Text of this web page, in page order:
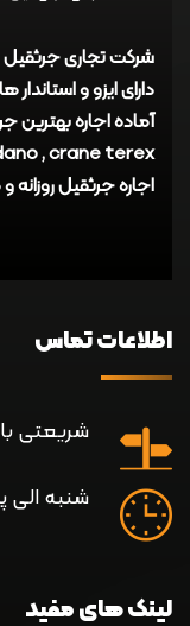
شرکت تجاری جرثقیل
دارای ایزو و
اجاره جرثقیل
اطلاعات تماس
شریعتی
شنبه الی پنج
لینک های مفید